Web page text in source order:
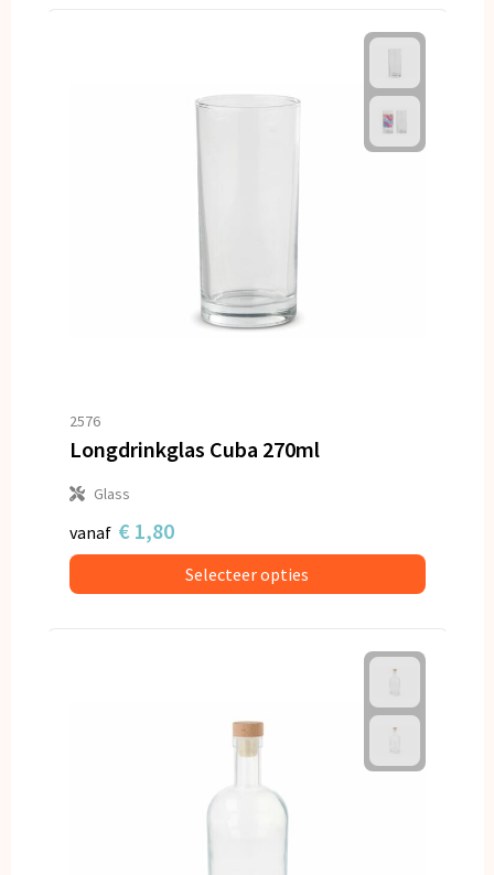
2576
Longdrinkglas Cuba 270ml
Glass
vanaf € 1,80
Selecteer opties